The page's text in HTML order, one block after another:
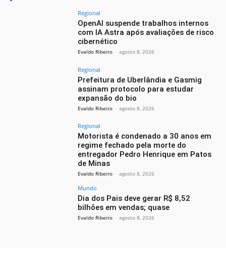
Regional
OpenAI suspende trabalhos internos
com IA Astra após avaliações de risco
cibernético
Evaldo Ribeiro - agosto 8, 2026
Regional
Prefeitura de Uberlândia e Gasmig
assinam protocolo para estudar
expansão do bio
Evaldo Ribeiro - agosto 8, 2026
Regional
Motorista é condenado a 30 anos em
regime fechado pela morte do
entregador Pedro Henrique em Patos
de Minas
Evaldo Ribeiro - agosto 8, 2026
Mundo
Dia dos Pais deve gerar R$ 8,52
bilhões em vendas; quase
Evaldo Ribeiro - agosto 8, 2026